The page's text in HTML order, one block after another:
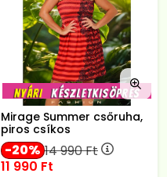
Mirage Summer csőruha,
piros csíkos
20 14 990Ft
11 990 Ft